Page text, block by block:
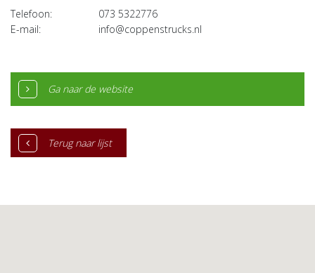
Telefoon:
073 5322776
E-mail:
info@coppenstrucks.nl
Ga naar de website
Terug naar lijst